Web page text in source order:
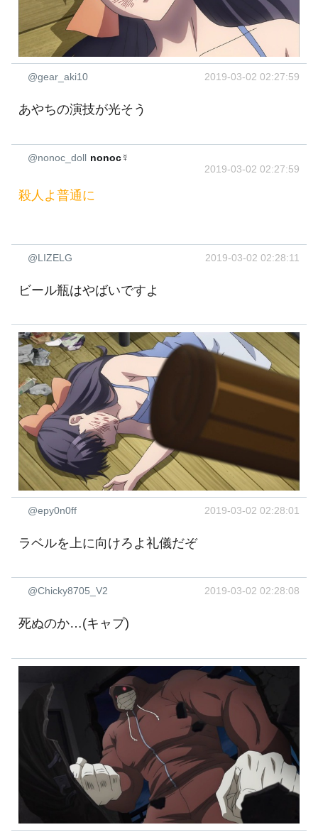
@gear_aki10 2019-03-02 02:27:59
あやちの演技が光そう
@nonoc_doll nonoc☿
2019-03-02 02:27:59
殺人よ普通に
@LIZELG 2019-03-02 02:28:11
ビール瓶はやばいですよ
@epy0n0ff 2019-03-02 02:28:01
ラベルを上に向けろよ礼儀だぞ
@Chicky8705_V2 2019-03-02 02:28:08
死ぬのか…(キャプ)